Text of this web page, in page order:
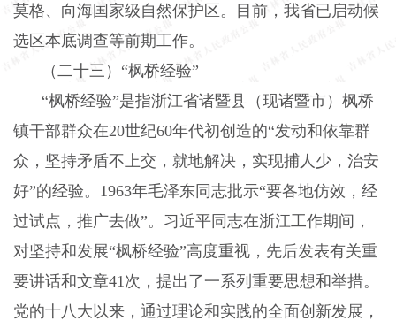
莫格、向海国家级自然保护区。目前，我省已启动候
选区本底调查等前期工作。
（二十三）“枫桥经验”
“枫桥经验”是指浙江省诸暨县（现诸暨市）枫桥
镇干部群众在20世纪60年代初创造的“发动和依靠群
众，坚持矛盾不上交，就地解决，实现捕人少，治安
好”的经验。 1963年毛泽东同志批示“要各地仿效，经
过试点，推广去做”。习近平同志在浙江工作期间，
对坚持和发展“枫桥经验”高度重视，先后发表有关重
要讲话和文章41 次，提出了一系列重要思想和举措。
党的十八大以来，通过理论和实践的全面创新发展，